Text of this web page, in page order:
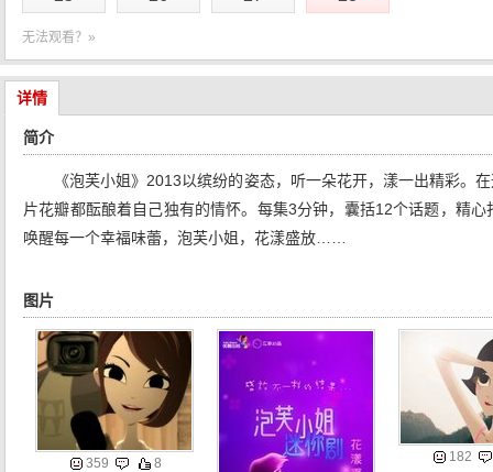
无法观看？»
详情
简介
《泡芙小姐》2013以缤纷的姿态，听一朵花开，漾一出精彩。
片花瓣都酝酿着自己独有的情怀。每集3分钟，囊括12个话题，精
唤醒每一个幸福味蕾，泡芙小姐，花漾盛放……
图片
359 8 182